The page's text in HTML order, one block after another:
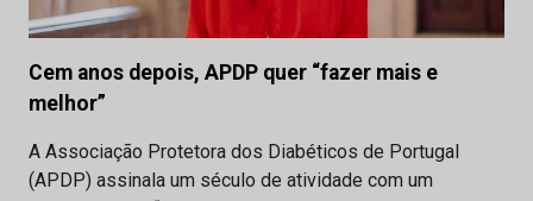
Cem anos depois, APDP quer “fazer mais e
melhor”
A Associação Protetora dos Diabéticos de Portugal
(APDP) assinala um século de atividade com um